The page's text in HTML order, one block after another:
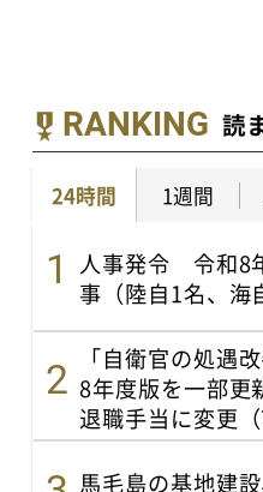
RANKING 読
24時間 1週間
人事発令 令和8
事（陸自1名、海
「自衛官の処遇
8年度版を一部
退職手当に変更（
馬毛島の基地建